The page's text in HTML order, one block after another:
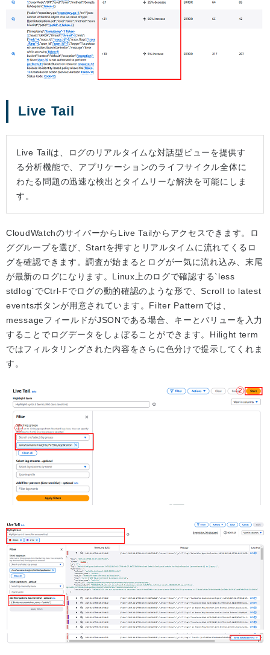
Live Tail
Live Tailは、ログのリアルタイムな対話型ビューを提供す
る分析機能で、アプリケーションのライフサイクル全体に
わたる問題の迅速な検出とタイムリーな解決を可能にしま
す。
CloudWatchのサイバーからLive Tailからアクセスできます。ロ
ググループを選び、Startを押すとリアルタイムに流れてくるロ
グを確認できます。調査が始まるとログが一気に流れ込み、末尾
が最新のログになります。Linux上のログで確認する`less
stdlog`でCtrl-Fでログの動的確認のような形で、Scroll to latest
eventsボタンが用意されています。Filter Patternでは、
messageフィールドがJSONである場合、キーとバリューを入力
することでログデータをしょぼることができます。Hilight term
ではフィルタリングされた内容をさらに色分けで提示してくれま
す。